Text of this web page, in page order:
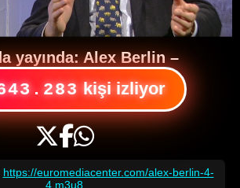
yayında:Alex Berlin–
kişi izliyor
https://euromediacenter.com/alex-berlin-4-
4.m3u8